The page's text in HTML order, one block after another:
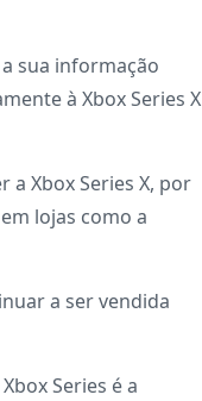
sua informação
à Xbox Series X
a Xbox Series X, por
lojas como a
a ser vendida
Series é a